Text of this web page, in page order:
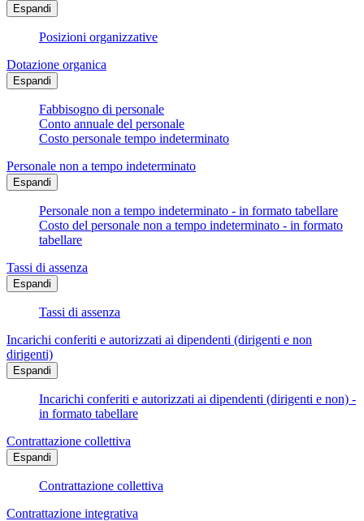
Espandi
Posizioni organizzative
Dotazione organica
Espandi
Fabbisogno di personale
Conto annuale del personale
Costo personale tempo indeterminato
Personale non a tempo indeterminato
Espandi
Personale non a tempo indeterminato - in formato tabellare
Costo del personale non a tempo indeterminato - in formato
tabellare
Tassi di assenza
Espandi
Tassi di assenza
Incarichi conferiti e autorizzati ai dipendenti (dirigenti e non
dirigenti)
Espandi
Incarichi conferiti e autorizzati ai dipendenti (dirigenti e non) -
in formato tabellare
Contrattazione collettiva
Espandi
Contrattazione collettiva
Contrattazione integrativa